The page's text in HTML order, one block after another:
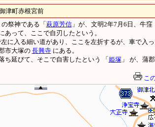
町赤根宮前
の祭神である「 萩原芳信」が、文明2年7月6日、牛窪
って、ここで自刃したという。
に入る細い道があり、ここを左折するが、車で入
市大塚の 長興寺にある。
ち延びて、そこで自害したという 「 姫塚」 が、蒲
こ